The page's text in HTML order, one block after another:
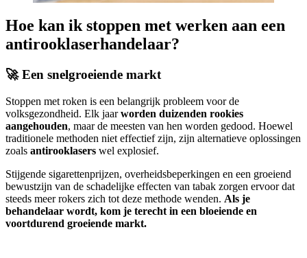
Hoe kan ik stoppen met werken aan een
antirooklaserhandelaar?
🚀 Een snelgroeiende markt
Stoppen met roken is een belangrijk probleem voor de
volksgezondheid. Elk jaarworden duizenden rookies
aangehouden, maar de meesten van hen worden gedood. Hoewel
traditionele methoden niet effectief zijn, zijn alternatieve oplossingen
zoals antirooklasers wel explosief.
Stijgende sigarettenprijzen, overheidsbeperkingen en een groeiend
bewustzijn van de schadelijke effecten van tabak zorgen ervoor dat
steeds meer rokers zich tot deze methode wenden. Als je
behandelaar wordt, kom je terecht in een bloeiende en
voortdurend groeiende markt.